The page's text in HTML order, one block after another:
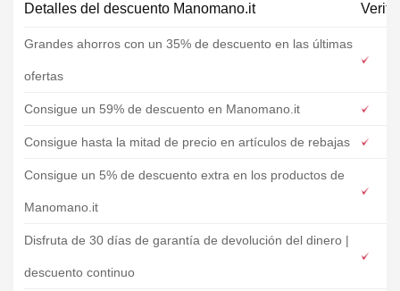
Detalles del descuento Manomano.it
Grandes ahorros con un 35% de descuento en las últimas
ofertas
Consigue un 59% de descuento en Manomano.it
Consigue hasta la mitad de precio en artículos de rebajas
Consigue un 5% de descuento extra en los productos de
Manomano.it
Disfruta de 30 días de garantía de devolución del dinero |
descuento continuo